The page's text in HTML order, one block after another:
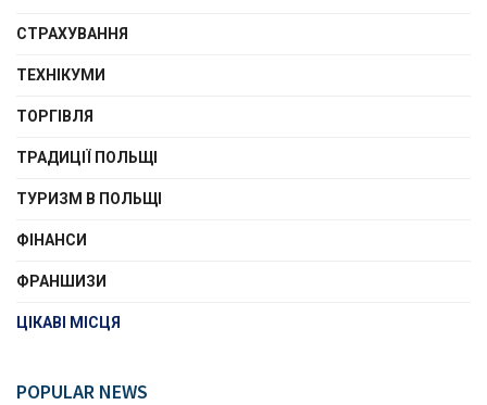
СТРАХУВАННЯ
ТЕХНІКУМИ
ТОРГІВЛЯ
ТРАДИЦІЇ ПОЛЬЩІ
ТУРИЗМ В ПОЛЬЩІ
ФІНАНСИ
ФРАНШИЗИ
ЦІКАВІ МІСЦЯ
POPULAR NEWS